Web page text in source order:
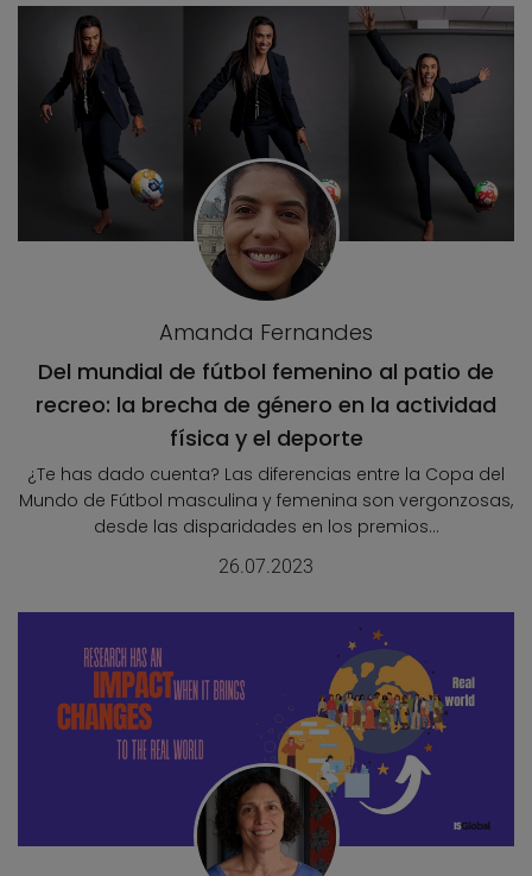
Amanda Fernandes
Del mundial de fútbol femenino al patio de
recreo: la brecha de género en la actividad
física y el deporte
¿Te has dado cuenta? Las diferencias entre la Copa del
Mundo de Fútbol masculina y femenina son vergonzosas,
desde las disparidades en los premios...
26.07.2023